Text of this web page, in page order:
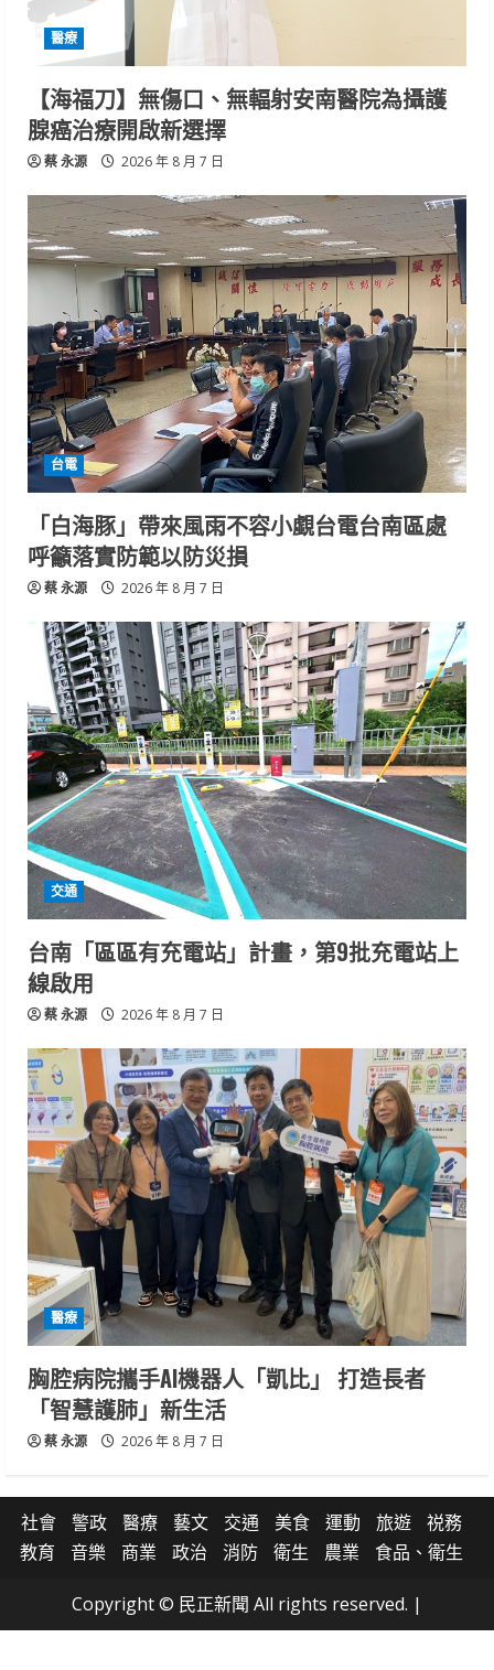
醫療
【海福刀】無傷口、無輻射安南醫院為攝護
腺癌治療開啟新選擇
蔡 永源 2026 年 8 月 7 日
台電
「白海豚」帶來風雨不容小覷台電台南區處
呼籲落實防範以防災損
蔡 永源 2026 年 8 月 7 日
交通
台南「區區有充電站」計畫，第9批充電站上
線啟用
蔡 永源 2026 年 8 月 7 日
醫療
胸腔病院攜手AI機器人「凱比」 打造長者
「智慧護肺」新生活
蔡 永源 2026 年 8 月 7 日
社會 警政 醫療 藝文 交通 美食 運動 旅遊
祱務
教育
音樂 商業 政治 消防 衛生 農業 食品、衛生
Copyright © 民正新聞 All rights reserved. |